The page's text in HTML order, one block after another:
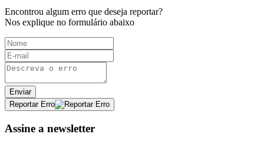
Encontrou algum erro que deseja reportar?
Nos explique no formulário abaixo
Enviar
Reportar Erro
Assine a newsletter